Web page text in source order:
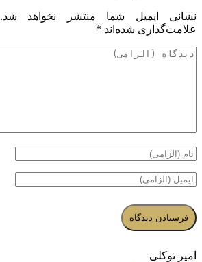
نشانی ایمیل شما منتشر نخواهد شد.
علامت‌گذاری شده‌اند *
امیر توکلی